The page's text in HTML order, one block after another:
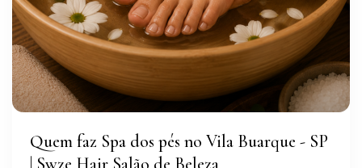
Quem faz Spa dos pés no Vila Buarque - SP